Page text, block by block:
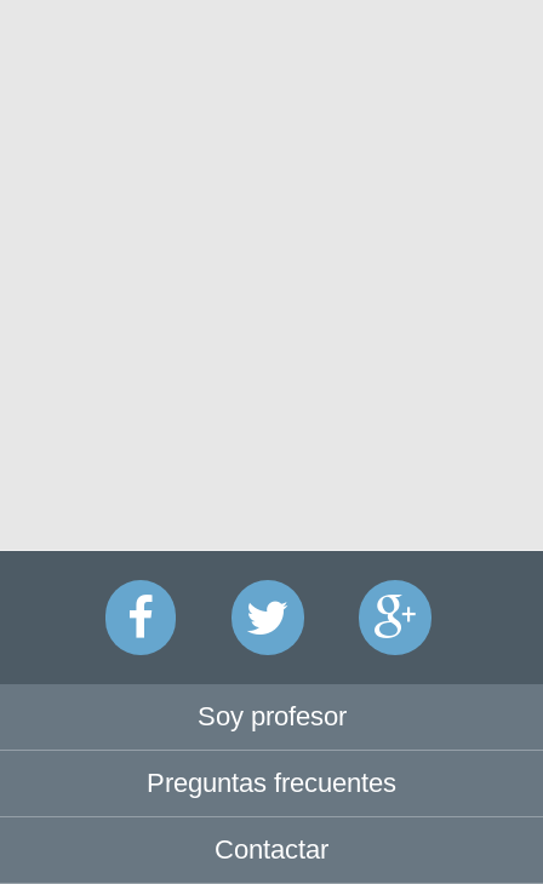
Soy profesor
Preguntas frecuentes
Contactar